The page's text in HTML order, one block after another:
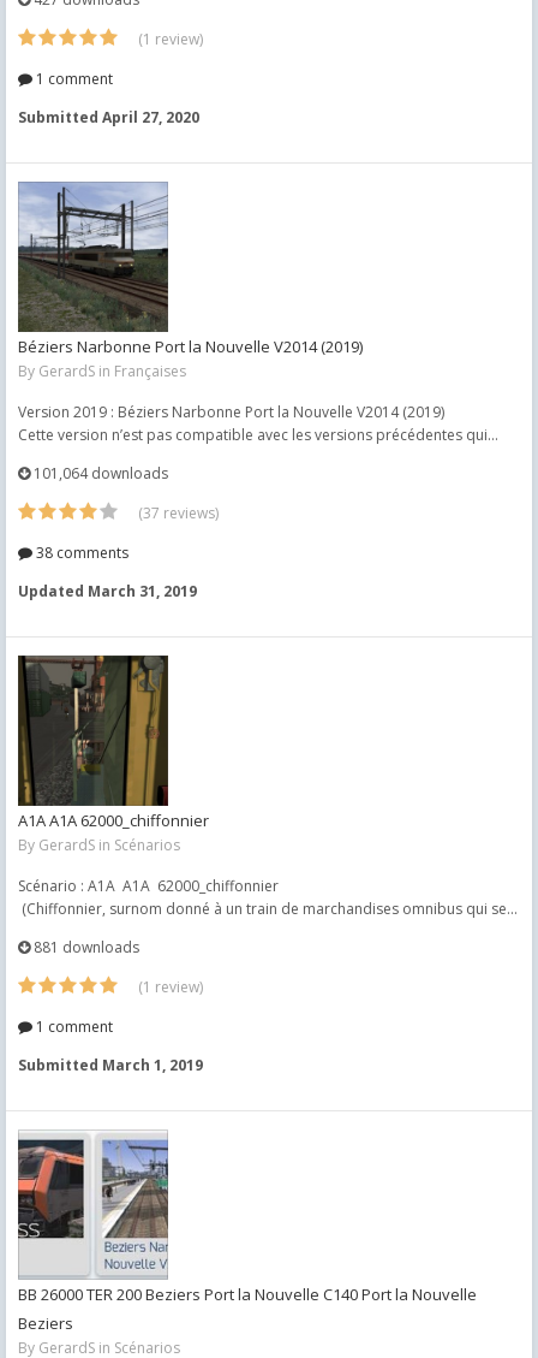
(1 review)
1 comment
Submitted April 27, 2020
Béziers Narbonne Port la Nouvelle V2014 (2019)
By GerardS in Françaises
Version 2019 : Béziers Narbonne Port la Nouvelle V2014 (2019)
Cette version n’est pas compatible avec les versions précédentes qui...
101,064 downloads
(37 reviews)
38 comments
Updated March 31, 2019
A1A A1A 62000_chiffonnier
By GerardS in Scénarios
Scénario : A1A A1A 62000_chiffonnier
(Chiffonnier, surnom donné à un train de marchandises omnibus qui se...
881 downloads
(1 review)
1 comment
Submitted March 1, 2019
BB 26000 TER 200 Beziers Port la Nouvelle C140 Port la Nouvelle
Beziers
By GerardS in Scénarios